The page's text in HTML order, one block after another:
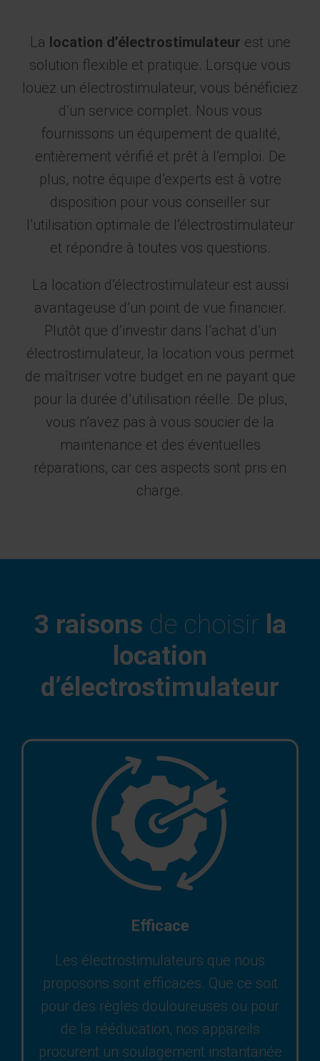
La location d’électrostimulateur est une
solution flexible et pratique. Lorsque vous
louez un électrostimulateur, vous bénéficiez
d’un service complet. Nous vous
fournissons un équipement de qualité,
entièrement vérifié et prêt à l’emploi. De
plus, notre équipe d’experts est à votre
disposition pour vous conseiller sur
l’utilisation optimale de l’électrostimulateur
et répondre à toutes vos questions.
La location d’électrostimulateur est aussi
avantageuse d’un point de vue financier.
Plutôt que d’investir dans l’achat d’un
électrostimulateur, la location vous permet
de maîtriser votre budget en ne payant que
pour la durée d’utilisation réelle. De plus,
vous n’avez pas à vous soucier de la
maintenance et des éventuelles
réparations, car ces aspects sont pris en
charge.
3 raisons de choisir la
location
d’électrostimulateur
Efficace
Les électrostimulateurs que nous
proposons sont efficaces. Que ce soit
pour des règles douloureuses ou pour
de la rééducation, nos appareils
procurent un soulagement instantanée